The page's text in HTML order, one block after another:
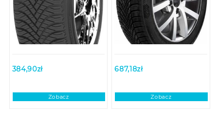
384,90zł
Zobacz
687,18zł
Zobacz